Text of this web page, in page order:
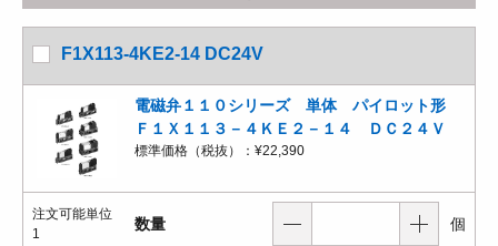
F1X113-4KE2-14 DC24V
電磁弁１１０シリーズ 単体 パイロット形
Ｆ１Ｘ１１３－４ＫＥ２－１４ ＤＣ２４Ｖ
標準価格（税抜）： ¥22,390
注文可能単位
1
数量 個